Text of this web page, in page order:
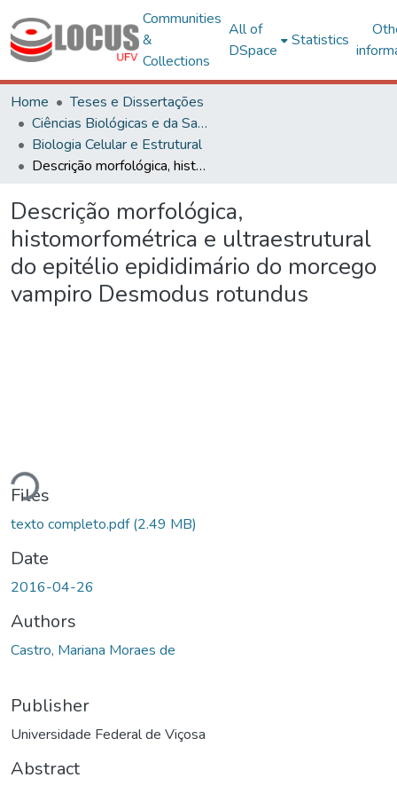
Communities
&
Collections
All of
DSpace
Statistics
Home
Teses e Dissertações
Ciências Biológicas e da Saúde
Biologia Celular e Estrutural
Descrição morfológica, histomorfométrica e ultraestrutural do epitélio epididimário do morcego vampiro Desmodus rotundus
Descrição morfológica,
histomorfométrica e ultraestrutural
do epitélio epididimário do morcego
vampiro Desmodus rotundus
Loading...
Files
texto completo.pdf(2.49 MB)
Date
2016-04-26
Authors
Castro, Mariana Moraes de
Publisher
Universidade Federal de Viçosa
Abstract